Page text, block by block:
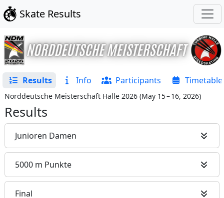
Skate Results
Results Info Participants Timetable
Norddeutsche Meisterschaft Halle 2026 (May 15 – 16, 2026)
Results
Junioren Damen
5000 m Punkte
Final